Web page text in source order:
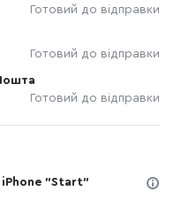
Готовий до відправки
Готовий до відправки
Готовий до відправки
"Start"